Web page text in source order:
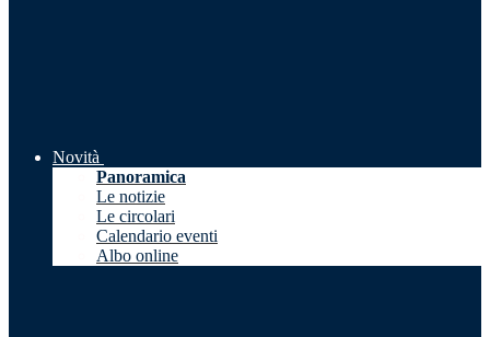
Novità
Panoramica
Le notizie
Le circolari
Calendario eventi
Albo online